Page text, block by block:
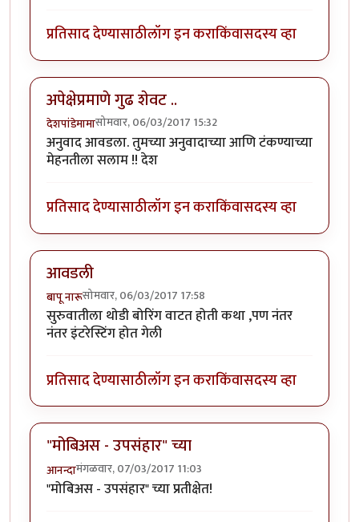
प्रतिसाद देण्यासाठीलॉग इन कराकिंवासदस्य व्हा
अपेक्षेप्रमाणे गुढ शेवट ..
देशपांडेमामासोमवार, 06/03/2017 15:32
अनुवाद आवडला. तुमच्या अनुवादाच्या आणि टंकण्याच्या
मेहनतीला सलाम !! देश
प्रतिसाद देण्यासाठीलॉग इन कराकिंवासदस्य व्हा
आवडली
बापू नारूसोमवार, 06/03/2017 17:58
सुरुवातीला थोडी बोरिंग वाटत होती कथा ,पण नंतर
नंतर इंटरेस्टिंग होत गेली
प्रतिसाद देण्यासाठीलॉग इन कराकिंवासदस्य व्हा
"मोबिअस - उपसंहार" च्या
आनन्दामंगळवार, 07/03/2017 11:03
"मोबिअस - उपसंहार" च्या प्रतीक्षेत!